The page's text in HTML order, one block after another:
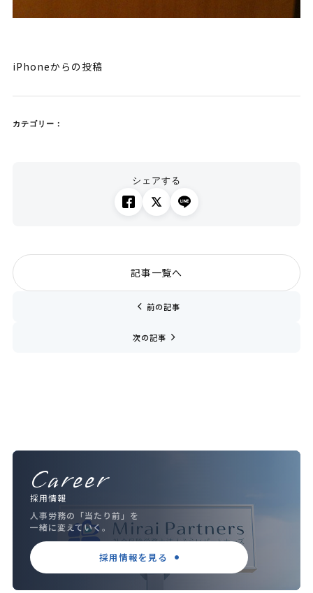
iPhoneからの投稿
カテゴリー：
シェアする
chevron_left 前の記事
記事一覧へ
次の記事 navigate_next
Career
採用情報
人事労務の「当たり前」を
一緒に変えていく。
採用情報を見る